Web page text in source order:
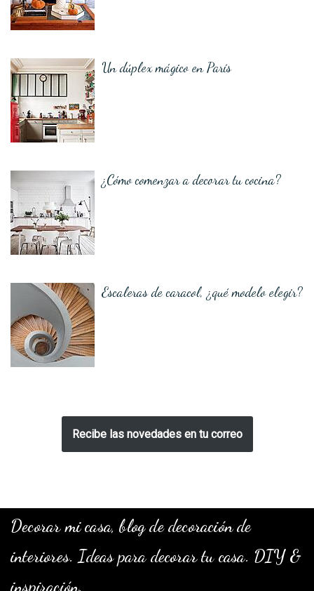
Un dúplex mágico en París
¿Cómo comenzar a decorar tu cocina?
Escaleras de caracol, ¿qué modelo elegir?
Recibe las novedades en tu correo
Decorar mi casa, blog de decoración de
interiores. Ideas para decorar tu casa. DIY &
inspiración.